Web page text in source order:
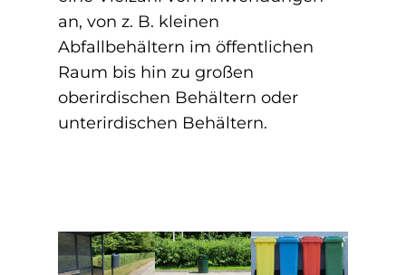
an, von z. B. kleinen
Abfallbehältern im öffentlichen
Raum bis hin zu großen
oberirdischen Behältern oder
unterirdischen Behältern.